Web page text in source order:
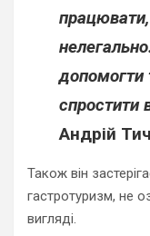
допомогти
спростити
Андрій
Також він
гастротуризм, не
вигляді.